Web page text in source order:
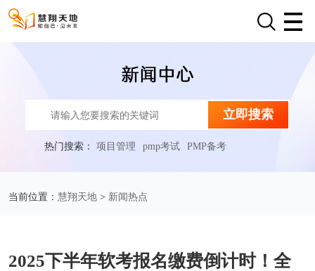
立即搜索
热门搜索：项目管理 pmp考试 PMP备考
当前位置： 慧翔天地> 新闻热点
2025下半年软考报名缴费倒计时！全